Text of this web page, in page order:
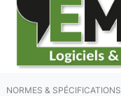
NORMES & SPÉCIFICATIONS